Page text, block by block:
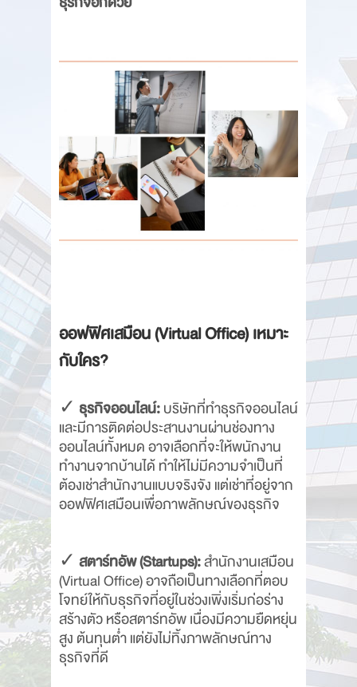
ออฟฟิศเสมือน (Virtual Office) เหมาะ
กับใคร?
✓ ธุรกิจออนไลน์:บริษัทที่ทำธุรกิจออนไลน์
และมีการติดต่อประสานงานผ่านช่องทาง
ออนไลน์ทั้งหมด อาจเลือกที่จะให้พนักงาน
ทำงานจากบ้านได้ ทำให้ไม่มีความจำเป็นที่
ต้องเช่าสำนักงานแบบจริงจัง แต่เช่าที่อยู่จาก
ออฟฟิศเสมือนเพื่อภาพลักษณ์ของธุรกิจ
✓ สตาร์ทอัพ (Startups):สำนักงานเสมือน
(Virtual Office) อาจถือเป็นทางเลือกที่ตอบ
โจทย์ให้กับธุรกิจที่อยู่ในช่วงเพิ่งเริ่มก่อร่าง
สร้างตัว หรือสตาร์ทอัพ เนื่องมีความยืดหยุ่น
สูง ต้นทุนต่ำ แต่ยังไม่ทิ้งภาพลักษณ์ทาง
ธุรกิจที่ดี